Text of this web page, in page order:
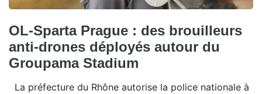
OL-Sparta Prague : des brouilleurs
anti-drones déployés autour du
Groupama Stadium
La préfecture du Rhône autorise la police nationale à